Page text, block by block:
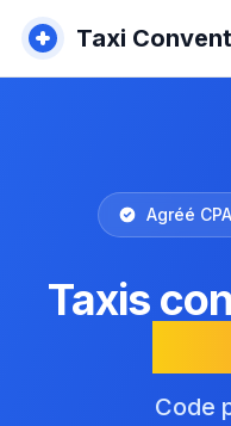
Taxi
Agréé
Taxis
Code